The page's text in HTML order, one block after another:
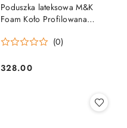
Poduszka lateksowa M&K
Foam Koło Profilowana
(0)
Cena:
328.00